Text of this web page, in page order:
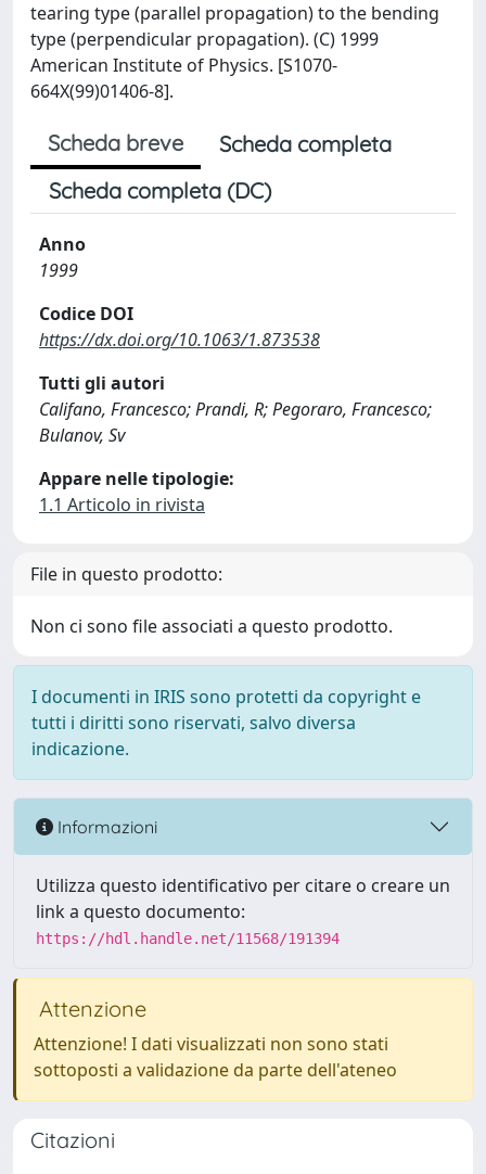
tearing type (parallel propagation) to the bending
type (perpendicular propagation). (C) 1999
American Institute of Physics. [S1070-
664X(99)01406-8].
Scheda breve
Scheda completa
Scheda completa (DC)
Anno
1999
Codice DOI
https://dx.doi.org/10.1063/1.873538
Tutti gli autori
Califano, Francesco; Prandi, R; Pegoraro, Francesco;
Bulanov, Sv
Appare nelle tipologie:
1.1 Articolo in rivista
File in questo prodotto:
Non ci sono file associati a questo prodotto.
I documenti in IRIS sono protetti da copyright e
tutti i diritti sono riservati, salvo diversa
indicazione.
Informazioni
Utilizza questo identificativo per citare o creare un
link a questo documento:
https://hdl.handle.net/11568/191394
Attenzione
Attenzione! I dati visualizzati non sono stati
sottoposti a validazione da parte dell'ateneo
Citazioni